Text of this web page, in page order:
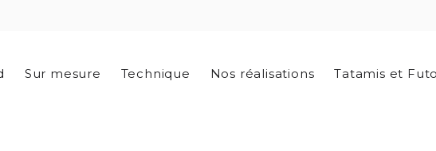
Sur mesure Technique Nos réalisations Tatamis et